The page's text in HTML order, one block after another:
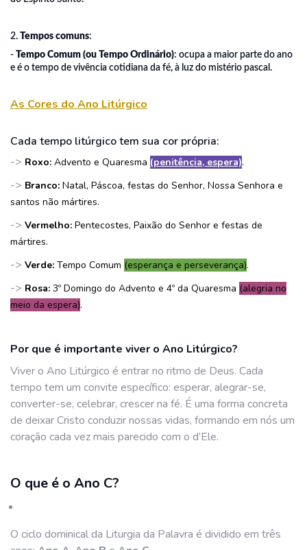
2. Tempos comuns:
-
Tempo Comum (ou Tempo Ordinário): ocupa a maior parte do ano
e é o tempo de vivência cotidiana da fé, à luz do mistério pascal.
As Cores do Ano Litúrgico
Cada tempo litúrgico tem sua cor própria:
-> Roxo: Advento e Quaresma (penitência, espera).
-> Branco: Natal, Páscoa, festas do Senhor, Nossa Senhora e
santos não mártires.
-> Vermelho: Pentecostes, Paixão do Senhor e festas de
mártires.
-> Verde: Tempo Comum (esperança e perseverança).
-> Rosa: 3º Domingo do Advento e 4º da Quaresma (alegria no
meio da espera).
Por que é importante viver o Ano Litúrgico?
Viver o Ano Litúrgico é entrar no ritmo de Deus. Cada
tempo tem um convite específico: esperar, alegrar-se,
converter-se, celebrar, crescer na fé. É uma forma concreta
de deixar Cristo conduzir nossas vidas, formando em nós um
coração cada vez mais parecido com o d’Ele.
O que é o Ano C?
O ciclo dominical da Liturgia da Palavra é dividido em três